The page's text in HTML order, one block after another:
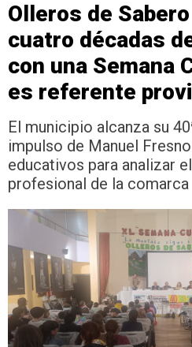
Olleros de
cuatro décadas
con una Semana
es referente
El municipio alcanza su
impulso de Manuel
educativos para analizar
profesional de la comarca